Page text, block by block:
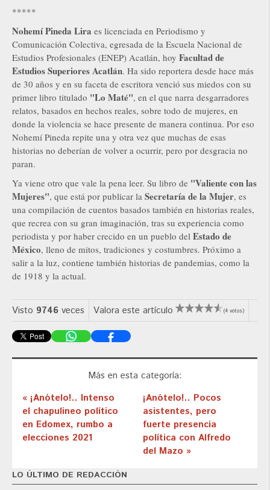
*****
Nohemí Pineda Lira es licenciada en Periodismo y
Comunicación Colectiva, egresada de la Escuela Nacional de
Estudios Profesionales (ENEP) Acatlán, hoy Facultad de
Estudios Superiores Acatlán. Ha sido reportera desde hace más
de 30 años y en su faceta de escritora venció sus miedos con su
primer libro titulado "Lo Maté", en el que narra desgarradores
relatos, basados en hechos reales, sobre todo de mujeres, en
donde la violencia se hace presente de manera continua. Por eso
Nohemí Pineda repite una y otra vez que muchas de esas
historias no deberían de volver a ocurrir, pero por desgracia no
paran.
Ya viene otro que vale la pena leer. Su libro de "Valiente con las
Mujeres", que está por publicar la Secretaría de la Mujer, es
una compilación de cuentos basados también en historias reales,
que recrea con su gran imaginación, tras su experiencia como
periodista y por haber crecido en un pueblo del Estado de
México, lleno de mitos, tradiciones y costumbres. Próximo a
salir a la luz, contiene también historias de pandemias, como la
de 1918 y la actual.
Visto 9746 veces Valora este artículo (4 votos)
Más en esta categoría:
« ¡Anótelo!.. Intenso
el chapulineo político
en Edomex, rumbo a
elecciones 2021
¡Anótelo!.. Pocos
asistentes, pero
fuerte presencia
política con Alfredo
del Mazo »
LO ÚLTIMO DE REDACCIÓN